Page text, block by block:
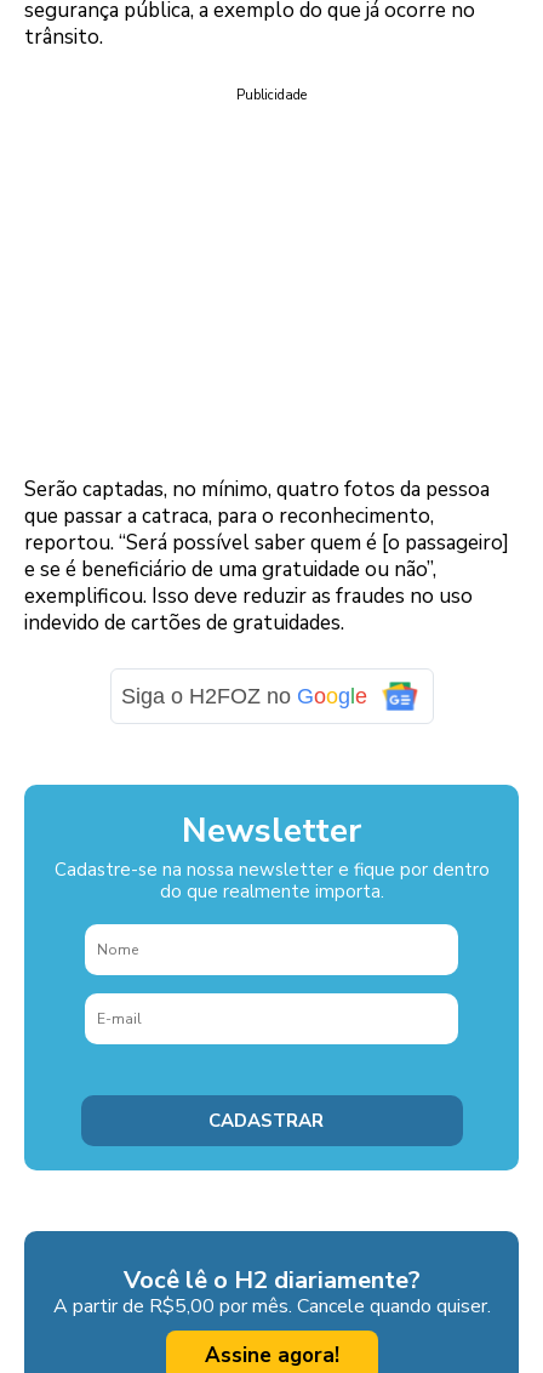
segurança pública, a exemplo do que já ocorre no
trânsito.
Publicidade
Serão captadas, no mínimo, quatro fotos da pessoa
que passar a catraca, para o reconhecimento,
reportou. “Será possível saber quem é [o passageiro]
e se é beneficiário de uma gratuidade ou não”,
exemplificou. Isso deve reduzir as fraudes no uso
indevido de cartões de gratuidades.
Siga o H2FOZ no Google
Newsletter
Cadastre-se na nossa newsletter e fique por dentro
do que realmente importa.
Você lê o H2 diariamente?
A partir de R$5,00 por mês. Cancele quando quiser.
Assine agora!